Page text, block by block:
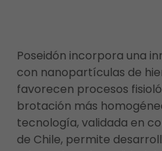
Poseidón incorpora una
con nanopartículas de
favorecen procesos
brotación más
tecnología, validada en
de Chile, permite